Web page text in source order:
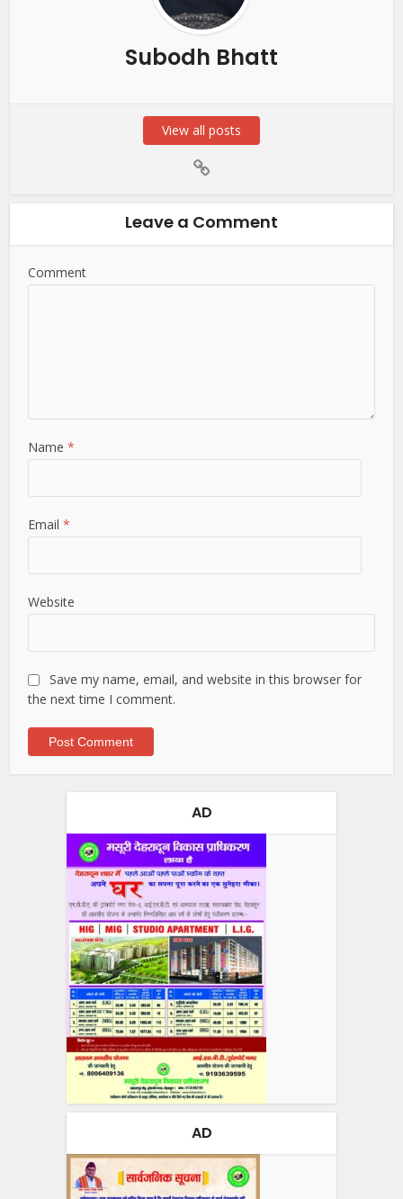
Subodh Bhatt
View all posts
Leave a Comment
Comment
Name*
Email*
Website
Save my name, email, and website in this browser for
the next time I comment.
AD
AD